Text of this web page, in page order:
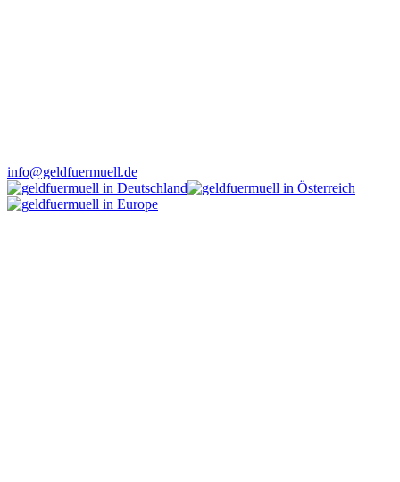
info@geldfuermuell.de